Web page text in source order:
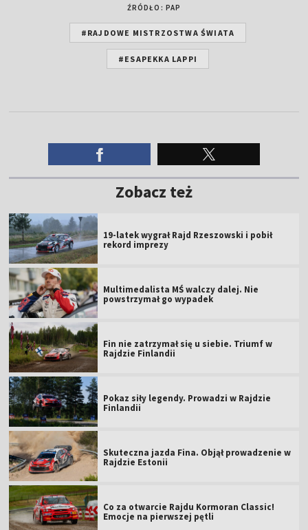
ŹRÓDŁO: PAP
#RAJDOWE MISTRZOSTWA ŚWIATA
#ESAPEKKA LAPPI
Zobacz też
19-latek wygrał Rajd Rzeszowski i pobił
rekord imprezy
Multimedalista MŚ walczy dalej. Nie
powstrzymał go wypadek
Fin nie zatrzymał się u siebie. Triumf w
Rajdzie Finlandii
Pokaz siły legendy. Prowadzi w Rajdzie
Finlandii
Skuteczna jazda Fina. Objął prowadzenie w
Rajdzie Estonii
Co za otwarcie Rajdu Kormoran Classic!
Emocje na pierwszej pętli